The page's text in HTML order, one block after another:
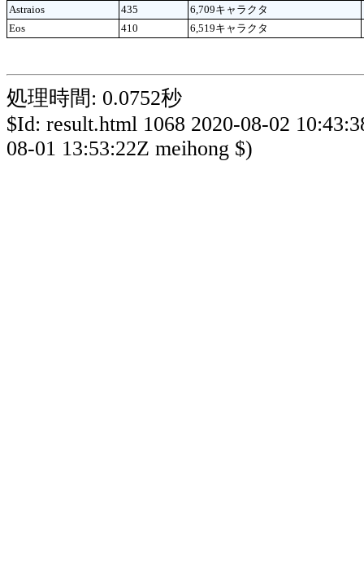
Astraios 435 6,709キャラクタ
Eos
410 6,519キャラクタ
処理時間: 0.0752秒
$Id: result.html 1068 2020-08-02
08-01 13:53:22Z meihong $)